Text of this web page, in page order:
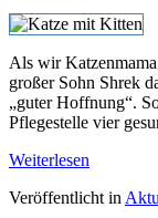
Als wir
großer Sohn Shrek
„guter Hoffnung“.
Pflegestelle vier
Weiterlesen
Veröffentlicht in